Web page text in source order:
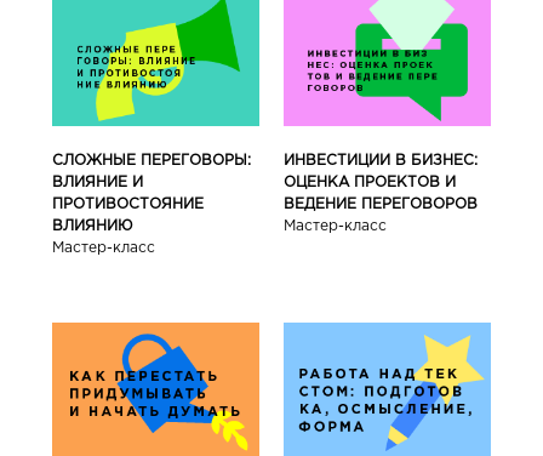
СЛОЖНЫЕ ПЕРЕГОВОРЫ:
ВЛИЯНИЕ И
ПРОТИВОСТОЯНИЕ
ВЛИЯНИЮ
Мастер-класс
ИНВЕСТИЦИИ В БИЗНЕС:
ОЦЕНКА ПРОЕКТОВ И
ВЕДЕНИЕ ПЕРЕГОВОРОВ
Мастер-класс